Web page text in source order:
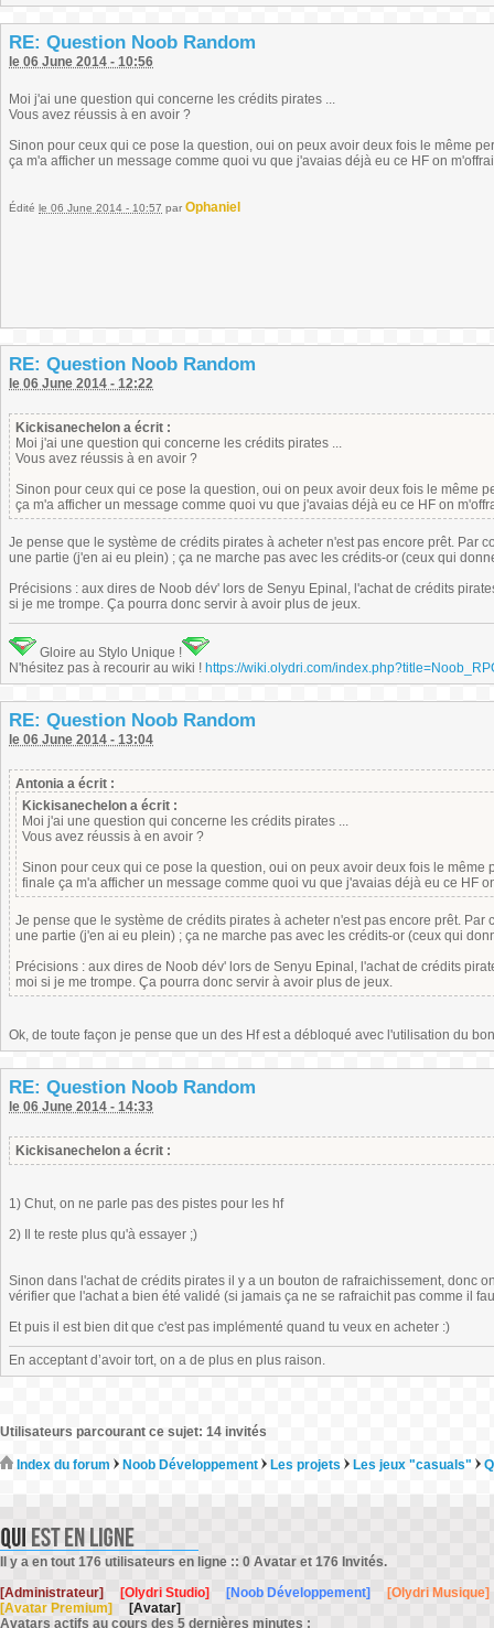
RE: Question Noob Random
le 06 June 2014 - 10:56
Moi j'ai une question qui concerne les crédits pirates ...
Vous avez réussis à en avoir ?
Sinon pour ceux qui ce pose la question, oui on peux avoir deux fois le même
ça m'a afficher un message comme quoi vu que j'avaias déjà eu ce HF on
Édité le 06 June 2014 - 10:57 par Ophaniel
RE: Question Noob Random
le 06 June 2014 - 12:22
Kickisanechelon a écrit :
Moi j'ai une question qui concerne les crédits pirates ...
Vous avez réussis à en avoir ?
Sinon pour ceux qui ce pose la question, oui on peux avoir deux fois le même
ça m'a afficher un message comme quoi vu que j'avaias déjà eu ce HF on
Je pense que le système de crédits pirates à acheter n'est pas encore prêt. Par
une partie (j'en ai eu plein) ; ça ne marche pas avec les crédits-or (ceux qui
Précisions : aux dires de Noob dév' lors de Senyu Epinal, l'achat de crédits
si je me trompe. Ça pourra donc servir à avoir plus de jeux.
Gloire au Stylo Unique !
N'hésitez pas à recourir au wiki ! https://wiki.olydri.com/
RE: Question Noob Random
le 06 June 2014 - 13:04
Antonia a écrit :
Kickisanechelon a écrit :
Moi j'ai une question qui concerne les crédits pirates ...
Vous avez réussis à en avoir ?
Sinon pour ceux qui ce pose la question, oui on peux avoir deux fois le
finale ça m'a afficher un message comme quoi vu que j'avaias déjà eu ce HF
Je pense que le système de crédits pirates à acheter n'est pas encore prêt.
une partie (j'en ai eu plein) ; ça ne marche pas avec les crédits-or (ceux qui
Précisions : aux dires de Noob dév' lors de Senyu Epinal, l'achat de crédits
moi si je me trompe. Ça pourra donc servir à avoir plus de jeux.
Ok, de toute façon je pense que un des Hf est a débloqué avec l'utilisation du
RE: Question Noob Random
le 06 June 2014 - 14:33
Kickisanechelon a écrit :
1) Chut, on ne parle pas des pistes pour les hf
2) Il te reste plus qu'à essayer ;)
Sinon dans l'achat de crédits pirates il y a un bouton de rafraichissement, donc
vérifier que l'achat a bien été validé (si jamais ça ne se rafraichit pas comme il
Et puis il est bien dit que c'est pas implémenté quand tu veux en acheter :)
En acceptant d’avoir tort, on a de plus en plus raison.
Utilisateurs parcourant ce sujet: 14 invités
Index du forum Noob Développement Les projets Les jeux "casuals"
Il y a en tout 176 utilisateurs en ligne :: 0 Avatar et 176 Invités.
[Administrateur]
[Olydri Studio] [Noob Développement]
[Olydri Musique]
[Avatar Premium]
[Avatar]
Avatars actifs au cours des 5 dernières minutes :